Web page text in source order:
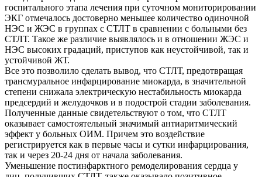
госпитального этапа лечения при суточном мониторировании
ЭКГ отмечалось достоверно меньшее количество одиночной
НЭС и ЖЭС в группах с СТЛТ в сравнении с больными без
СТЛТ. Такое же различие выявлялось и в отношении ЖЭС и
НЭС высоких градаций, приступов как неустойчивой, так и
устойчивой ЖТ.
Все это позволило сделать вывод, что СТЛТ, предотвращая
трансмуральное инфарцирование миокарда, в значительной
степени снижала электрическую нестабильность миокарда
предсердий и желудочков и в подострой стадии заболевания.
Полученные данные свидетельствуют о том, что СТЛТ
оказывает самостоятельный значимый антиаритмический
эффект у больных ОИМ. Причем это воздействие
регистрируется как в первые часы и сутки инфарцирования,
так и через 20-24 дня от начала заболевания.
Уменьшение постинфарктного ремоделирования сердца у